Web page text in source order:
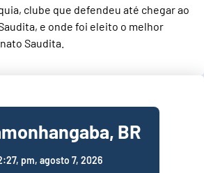
clube que defendeu até chegar ao
e onde foi eleito o melhor
Saudita.
BR
pm, agosto 7, 2026